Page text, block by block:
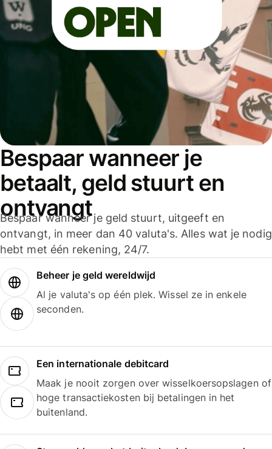
Bespaar wanneer je
betaalt, geld stuurt en
ontvangt
Bespaar wanneer je geld stuurt, uitgeeft en
ontvangt, in meer dan 40 valuta's. Alles wat je nodig
hebt met één rekening, 24/7.
Beheer je geld wereldwijd
Al je valuta's op één plek. Wissel ze in enkele
seconden.
Een internationale debitcard
Maak je nooit zorgen over wisselkoersopslagen of
hoge transactiekosten bij betalingen in het
buitenland.